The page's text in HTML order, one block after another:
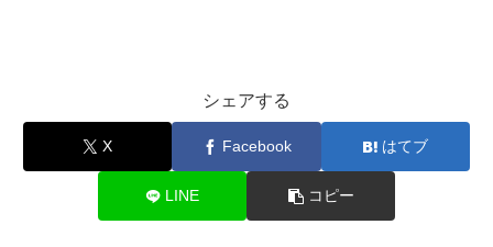
シェアする
X Facebook はてブ
LINE コピー